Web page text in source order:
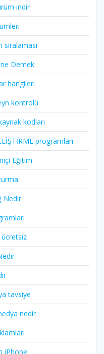
indir
Demek
hangileri
kontrolü
kodları
programları
Eğitim
Nedir
tavsiye
nedir
iPhone